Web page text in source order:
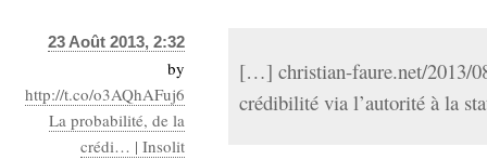
23 Août 2013, 2:32
by
http://t.co/o3AQhAFuj6
La probabilité, de la
crédi… | Insolit
[…] christian-faure.net/2013/
crédibilité via l’autorité à la